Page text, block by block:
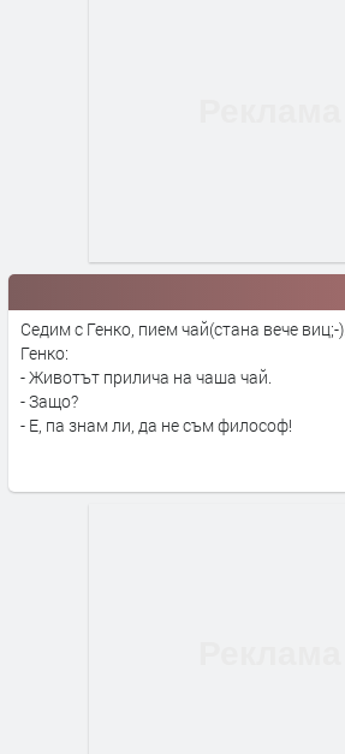
Седим с Генко, пием чай(стана вече виц;-).
Генко:
- Животът прилича на чаша чай.
- Защо?
- Е, па знам ли, да не съм философ!